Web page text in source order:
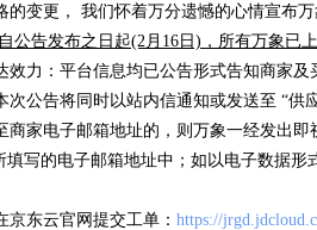
的变更， 我们怀着万分遗憾的心情宣布
自公告发布之日起(2月16日)，所有万象已
效力：平台信息均已公告形式告知商家
次公告将同时以站内信通知或发送至 “供
商家电子邮箱地址的，则万象一经发出
填写的电子邮箱地址中；如以电子数据
京东云官网提交工单： https://